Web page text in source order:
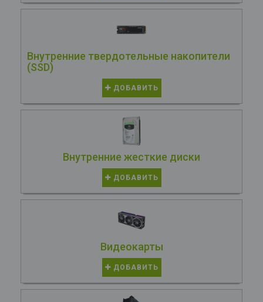
Внутренние твердотельные накопители
(SSD)
ДОБАВИТЬ
Внутренние жесткие диски
ДОБАВИТЬ
Видеокарты
ДОБАВИТЬ